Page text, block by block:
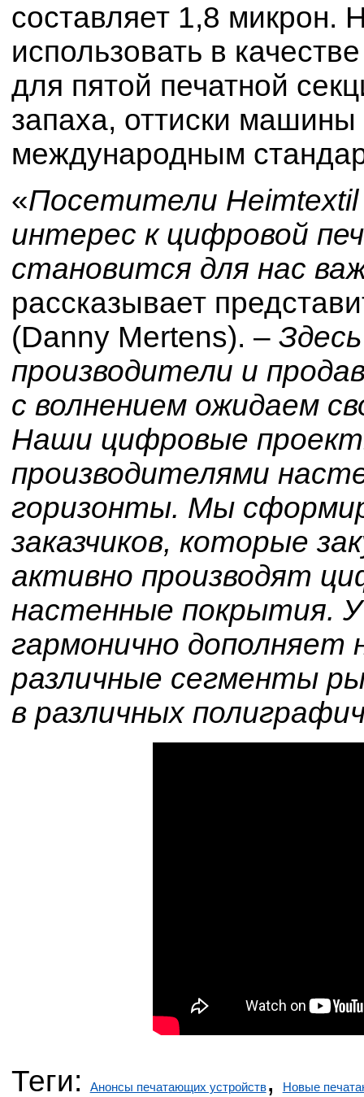
составляет 1,8 микрон.
использовать в
для пятой печатной
запаха, оттиски машины
международным
«Посетители
интерес к цифровой
становится для нас
рассказывает
(Danny Mertens). –
производители и
с волнением ожидаем
Наши цифровые
производителями
горизонты. Мы
заказчиков, которые
активно производят
настенные покрытия.
гармонично
различные сегменты
в различных
Теги: Анонсы печатающих устройств, Новые